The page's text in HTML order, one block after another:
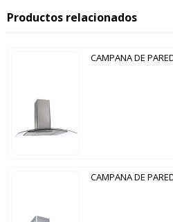
Productos relacionados